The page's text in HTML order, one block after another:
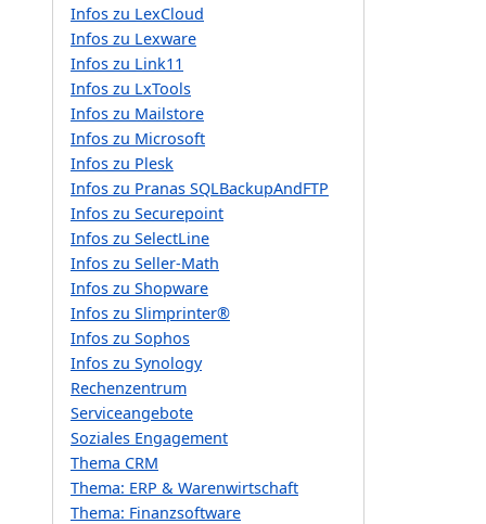
Infos zu LexCloud
Infos zu Lexware
Infos zu Link11
Infos zu LxTools
Infos zu Mailstore
Infos zu Microsoft
Infos zu Plesk
Infos zu Pranas SQLBackupAndFTP
Infos zu Securepoint
Infos zu SelectLine
Infos zu Seller-Math
Infos zu Shopware
Infos zu Slimprinter®
Infos zu Sophos
Infos zu Synology
Rechenzentrum
Serviceangebote
Soziales Engagement
Thema CRM
Thema: ERP & Warenwirtschaft
Thema: Finanzsoftware